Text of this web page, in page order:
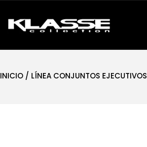
INICIO / LÍNEA CONJUNTOS EJECUTIVOS